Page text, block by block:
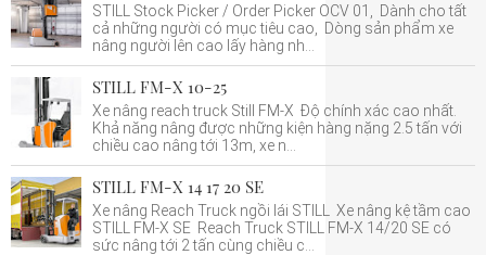
STILL Stock Picker / Order Picker OCV 01, Dành cho tất
cả những người có mục tiêu cao, Dòng sản phẩm xe
nâng người lên cao lấy hàng nh...
STILL FM-X 10-25
Xe nâng reach truck Still FM-X Độ chính xác cao nhất.
Khả năng nâng được những kiện hàng nặng 2.5 tấn với
chiều cao nâng tới 13m, xe n...
STILL FM-X 14 17 20 SE
Xe nâng Reach Truck ngồi lái STILL Xe nâng kệ tầm cao
STILL FM-X SE Reach Truck STILL FM-X 14/20 SE có
sức nâng tới 2 tấn cùng chiều c...